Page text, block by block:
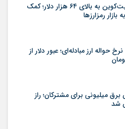
بازگشت بیت‌کوین به بالای ۶۴ هزار دلار؛ کمک
بازار رمزارزها
حواله ارز مبادله‌ای؛ عبور دلار از
میلیونی برای مشترکان؛ راز
شد